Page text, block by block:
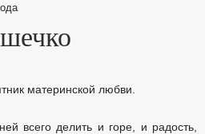
материнской любви.
всего делить и горе, и радость,